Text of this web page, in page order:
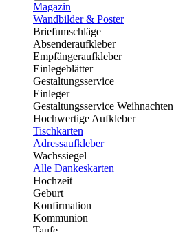
Magazin
Wandbilder & Poster
Briefumschläge
Absenderaufkleber
Empfängeraufkleber
Einlegeblätter
Gestaltungsservice
Einleger
Gestaltungsservice Weihnachten
Hochwertige Aufkleber
Tischkarten
Adressaufkleber
Wachssiegel
Alle Dankeskarten
Hochzeit
Geburt
Konfirmation
Kommunion